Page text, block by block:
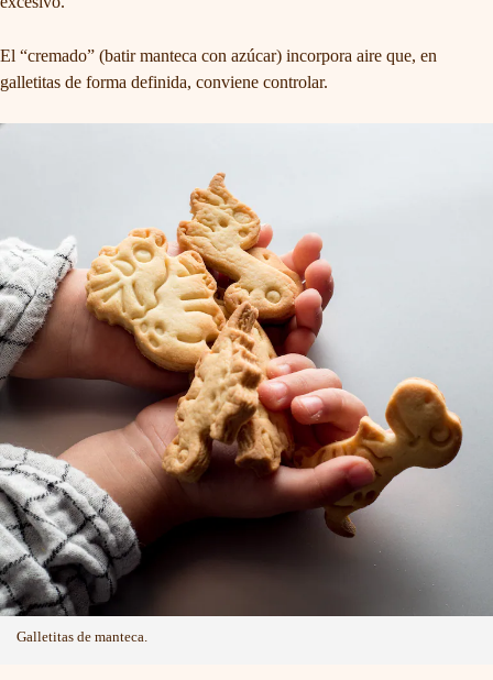
El “cremado” (batir manteca con azúcar) incorpora aire que, en
galletitas de forma definida, conviene controlar.
Galletitas de manteca.